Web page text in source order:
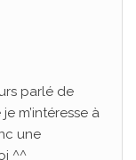
parlé de
m’intéresse à
une
^^